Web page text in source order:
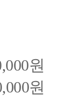
원
원